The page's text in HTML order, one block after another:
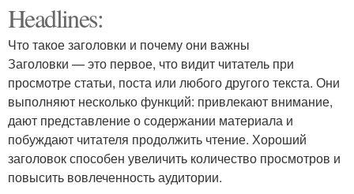
Headlines:
Что такое заголовки и почему они важны
Заголовки — это первое, что видит читатель при
просмотре статьи, поста или любого другого текста. Они
выполняют несколько функций: привлекают внимание,
дают представление о содержании материала и
побуждают читателя продолжить чтение. Хороший
заголовок способен увеличить количество просмотров и
повысить вовлеченность аудитории.